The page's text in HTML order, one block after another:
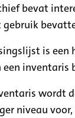
bevat
is een
een
wordt
niveau